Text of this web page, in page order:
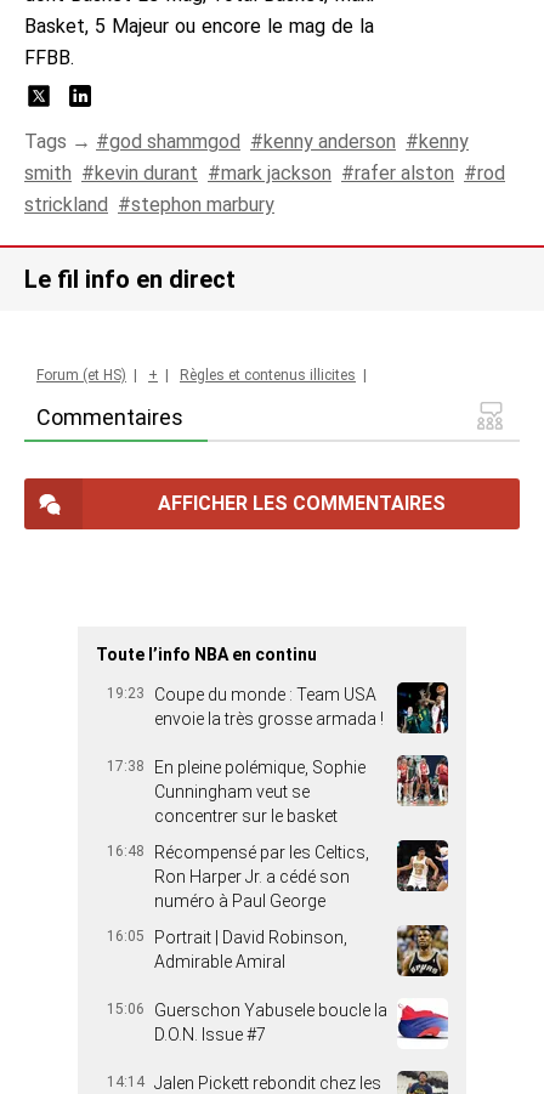
Basket, 5 Majeur ou encore le mag de la
FFBB.
Tags → god shammgod kenny anderson
kenny
smith
kevin durant mark jackson rafer alston
rod
strickland
stephon marbury
Le fil info en direct
Commentaires
Forum (et HS) + Règles et contenus illicites
AFFICHER LES COMMENTAIRES
Toute l’info NBA en continu
19:23
Coupe du monde : Team USA
envoie la très grosse armada !
17:38
En pleine polémique, Sophie
Cunningham veut se
concentrer sur le basket
16:48
Récompensé par les Celtics,
Ron Harper Jr. a cédé son
numéro à Paul George
16:05
Portrait | David Robinson,
Admirable Amiral
15:06
Guerschon Yabusele boucle la
D.O.N. Issue #7
14:14 Jalen Pickett rebondit chez les